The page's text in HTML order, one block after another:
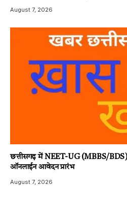
August 7, 2026
छत्तीसगढ़ में NEET-UG (MBBS/BDS)
ऑनलाईन आवेदन प्रारंभ
August 7, 2026